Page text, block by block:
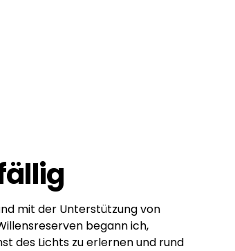
mit der Unterstützung von
begann ich,
des Lichts zu erlernen und rund